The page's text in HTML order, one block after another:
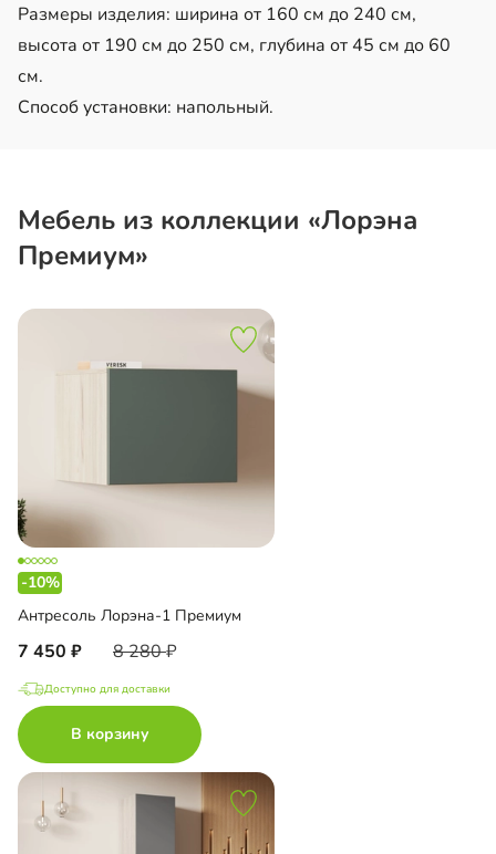
Размеры изделия: ширина от 160 см до 240 см,
высота от 190 см до 250 см, глубина от 45 см до 60
см.
Способ установки: напольный.
Мебель из коллекции «Лорэна
Премиум»
-10%
Антресоль Лорэна-1 Премиум
7 450 8 280
Доступно для доставки
В корзину